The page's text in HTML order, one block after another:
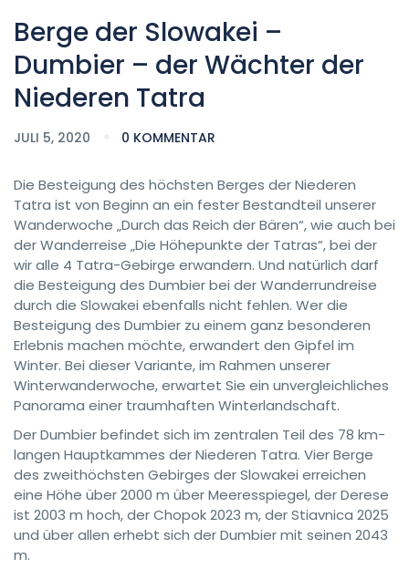
Berge der Slowakei –
Dumbier – der Wächter der
Niederen Tatra
JULI 5, 2020 0 KOMMENTAR
Die Besteigung des höchsten Berges der Niederen
Tatra ist von Beginn an ein fester Bestandteil unserer
Wanderwoche „Durch das Reich der Bären“, wie auch bei
der Wanderreise „Die Höhepunkte der Tatras“, bei der
wir alle 4 Tatra-Gebirge erwandern. Und natürlich darf
die Besteigung des Dumbier bei der Wanderrundreise
durch die Slowakei ebenfalls nicht fehlen. Wer die
Besteigung des Dumbier zu einem ganz besonderen
Erlebnis machen möchte, erwandert den Gipfel im
Winter. Bei dieser Variante, im Rahmen unserer
Winterwanderwoche, erwartet Sie ein unvergleichliches
Panorama einer traumhaften Winterlandschaft.
Der Dumbier befindet sich im zentralen Teil des 78 km-
langen Hauptkammes der Niederen Tatra. Vier Berge
des zweithöchsten Gebirges der Slowakei erreichen
eine Höhe über 2000 m über Meeresspiegel, der Derese
ist 2003 m hoch, der Chopok 2023 m, der Stiavnica 2025
und über allen erhebt sich der Dumbier mit seinen 2043
m.